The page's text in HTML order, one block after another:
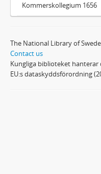
Kommerskollegium 1656
The National Library of
Contact us
Kungliga biblioteket
EU:s dataskyddsförordning